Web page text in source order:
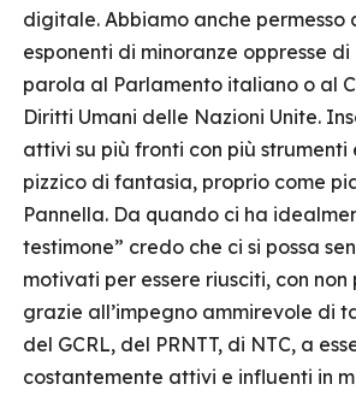
digitale. Abbiamo anche permesso
esponenti di minoranze oppresse
parola al Parlamento italiano o al
Diritti Umani delle Nazioni Unite.
attivi su più fronti con più strumenti
pizzico di fantasia, proprio come
Pannella. Da quando ci ha
testimone” credo che ci si possa
motivati per essere riusciti, con non
grazie all’impegno ammirevole di
del GCRL, del PRNTT‎, di NTC, a
costantemente attivi e influenti in